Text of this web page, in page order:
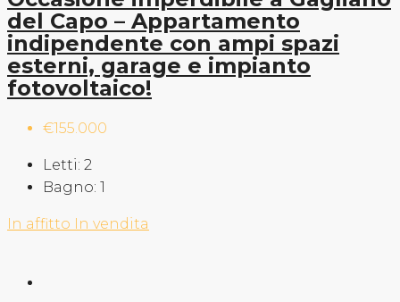
del Capo – Appartamento
indipendente con ampi spazi
esterni, garage e impianto
fotovoltaico!
€155.000
Letti: 2
Bagno: 1
In affitto In vendita